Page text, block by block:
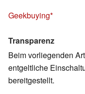
Geekbuying
Transparenz
Beim vorliegenden
entgeltliche
bereitgestellt.